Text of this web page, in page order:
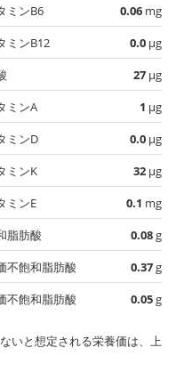
ミンB6
0.06 mg
ミンB12
0.0 µg
27 µg
ミンA
1 µg
ミンD
0.0 µg
ミンK
32 µg
ミンE
0.1 mg
脂肪酸
0.08g
不飽和脂肪酸
0.37g
不飽和脂肪酸
0.05g
いと想定される栄養価は、上